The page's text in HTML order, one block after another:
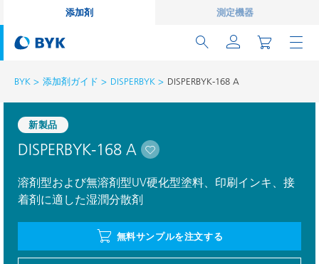
添加剤 測定機器
BYK 添加剤ガイド DISPERBYK DISPERBYK-168 A
新製品
DISPERBYK-168 A
溶剤型および無溶剤型UV硬化型塗料、印刷インキ、接
着剤に適した湿潤分散剤
無料サンプルを注文する